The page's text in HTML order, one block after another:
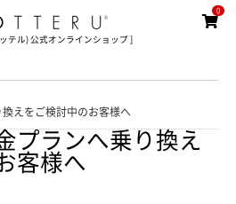
ッテル) 公式オンラインショップ ]
0
えをご検討中のお客様へ
プランへ乗り換え
客様へ